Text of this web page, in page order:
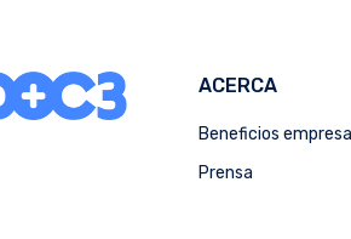
ACERCA
Beneficios
Prensa